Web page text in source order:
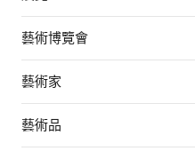
藝術博覽會
藝術家
藝術品